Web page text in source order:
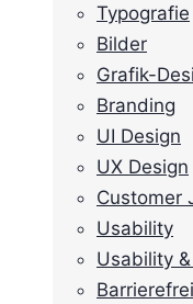
Typografie
Bilder
Grafik-
Branding
UI Design
UX Design
Customer
Usability
Usability